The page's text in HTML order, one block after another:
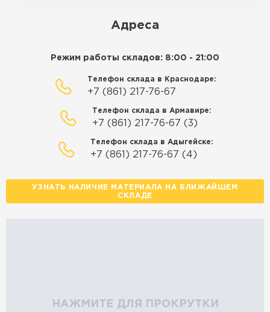
Адреса
Режим работы складов: 8:00 - 21:00
Телефон склада в Краснодаре:
+7 (861) 217-76-67
Телефон склада в Армавире:
+7 (861) 217-76-67 (3)
Телефон склада в Адыгейске:
+7 (861) 217-76-67 (4)
УЗНАТЬ НАЛИЧИЕ МАТЕРИАЛА НА БЛИЖАЙШЕМ
СКЛАДЕ
НАЖМИТЕ ДЛЯ ПРОКРУТКИ